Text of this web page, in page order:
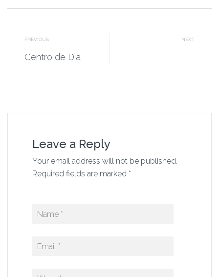
PREVIOUS
Centro de Dia
NEXT
Leave a Reply
Your email address will not be published.
Required fields are marked *